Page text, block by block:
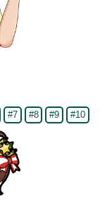
#7 #8 #9 #10